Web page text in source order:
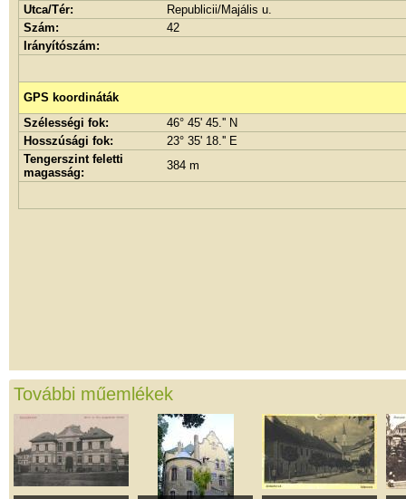
Utca/Tér:
Republicii/Majális u.
Szám:
42
Irányítószám:
GPS koordináták
Szélességi fok:
46° 45' 45.'' N
Hosszúsági fok:
23° 35' 18.'' E
Tengerszint feletti
magasság:
384 m
További műemlékek